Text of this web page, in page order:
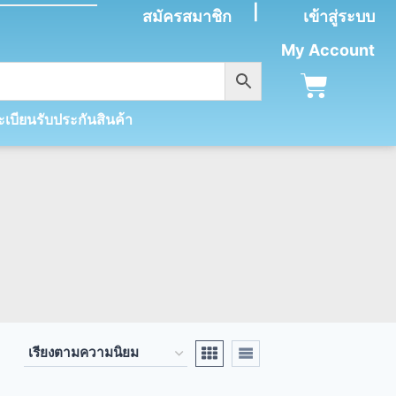
สมัครสมาชิก
เข้าสู่ระบบ
My Account
เบียนรับประกันสินค้า